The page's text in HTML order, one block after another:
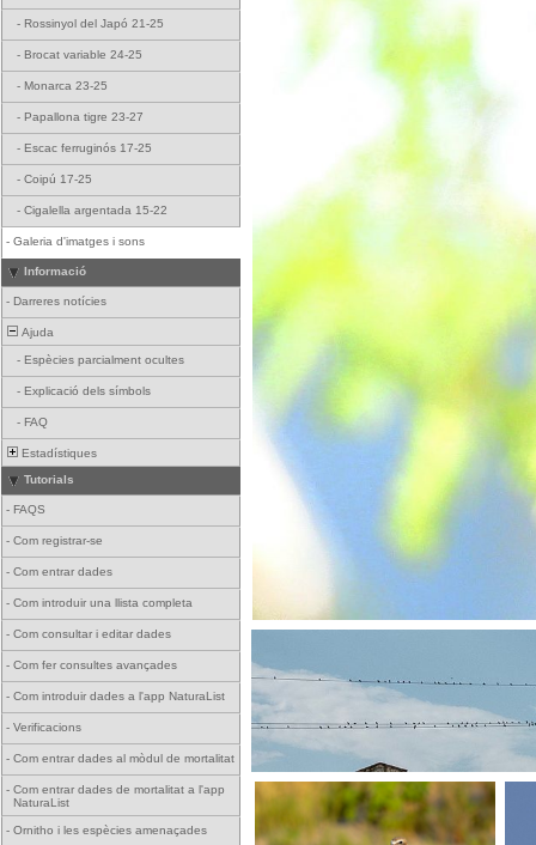
- Rossinyol del Japó 21-25
- Brocat variable 24-25
- Monarca 23-25
- Papallona tigre 23-27
- Escac ferruginós 17-25
- Coipú 17-25
- Cigalella argentada 15-22
- Galeria d'imatges i sons
Informació
- Darreres notícies
Ajuda
- Espècies parcialment ocultes
- Explicació dels símbols
- FAQ
Estadístiques
Tutorials
- FAQS
- Com registrar-se
- Com entrar dades
- Com introduir una llista completa
- Com consultar i editar dades
- Com fer consultes avançades
- Com introduir dades a l'app NaturaList
- Verificacions
- Com entrar dades al mòdul de mortalitat
- Com entrar dades de mortalitat a l'app
NaturaList
- Ornitho i les espècies amenaçades